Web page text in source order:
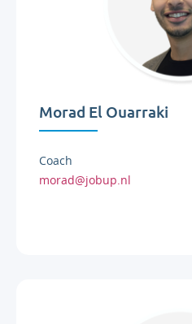
Morad El Ouarraki
Coach
morad@jobup.nl